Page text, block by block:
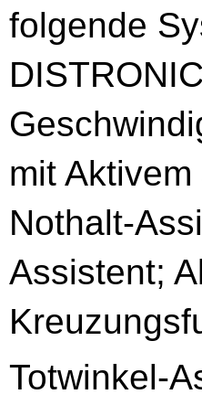
folgende
mit
Nothalt-
Assistent;
Totwinkel-